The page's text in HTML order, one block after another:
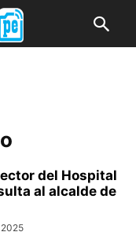
del Hospital
al alcalde de